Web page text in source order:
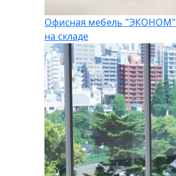
Офисная мебель "ЭКОНОМ"
на складе